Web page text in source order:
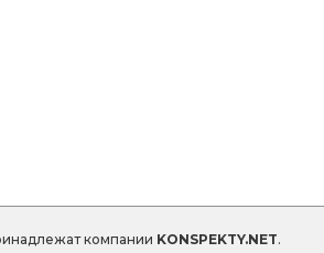
компании KONSPEKTY.NET.